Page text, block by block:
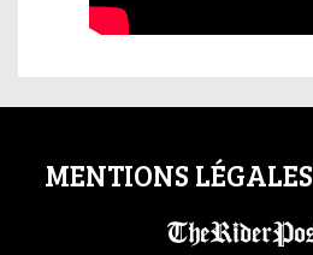
MENTIONS LÉGALES